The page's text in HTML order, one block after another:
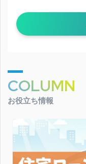
COLUMN
お役立ち情報